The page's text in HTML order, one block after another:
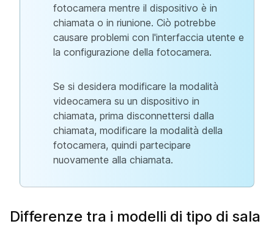
fotocamera mentre il dispositivo è in
chiamata o in riunione. Ciò potrebbe
causare problemi con l'interfaccia utente e
la configurazione della fotocamera.
Se si desidera modificare la modalità
videocamera su un dispositivo in
chiamata, prima disconnettersi dalla
chiamata, modificare la modalità della
fotocamera, quindi partecipare
nuovamente alla chiamata.
Differenze tra i modelli di tipo di sala